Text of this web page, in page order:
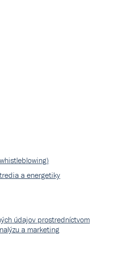
a energetiky
údajov prostredníctvom
a marketing